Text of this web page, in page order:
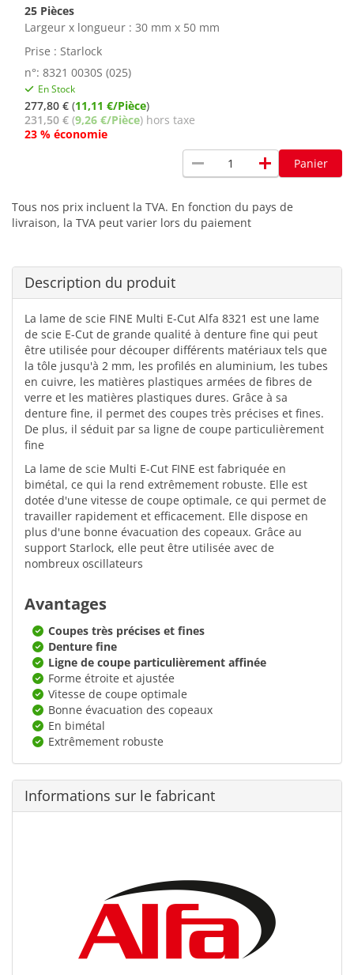
25 Pièces
Largeur x longueur : 30 mm x 50 mm
Prise : Starlock
n°: 8321 0030S (025)
En Stock
277,80 € (11,11 €/Pièce)
231,50 € (9,26 €/Pièce) hors taxe
23 % économie
remove add Panier
Tous nos prix incluent la TVA. En fonction du pays de
livraison, la TVA peut varier lors du paiement
Description du produit
La lame de scie FINE Multi E-Cut Alfa 8321 est une lame
de scie E-Cut de grande qualité à denture fine qui peut
être utilisée pour découper différents matériaux tels que
la tôle jusqu'à 2 mm, les profilés en aluminium, les tubes
en cuivre, les matières plastiques armées de fibres de
verre et les matières plastiques dures. Grâce à sa
denture fine, il permet des coupes très précises et fines.
De plus, il séduit par sa ligne de coupe particulièrement
fine
La lame de scie Multi E-Cut FINE est fabriquée en
bimétal, ce qui la rend extrêmement robuste. Elle est
dotée d'une vitesse de coupe optimale, ce qui permet de
travailler rapidement et efficacement. Elle dispose en
plus d'une bonne évacuation des copeaux. Grâce au
support Starlock, elle peut être utilisée avec de
nombreux oscillateurs
Avantages
Coupes très précises et fines
Denture fine
Ligne de coupe particulièrement affinée
Forme étroite et ajustée
Vitesse de coupe optimale
Bonne évacuation des copeaux
En bimétal
Extrêmement robuste
Informations sur le fabricant